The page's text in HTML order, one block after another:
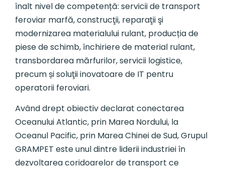
înalt nivel de competență: servicii de transport
feroviar marfă, construcţii, reparaţii şi
modernizarea materialului rulant, producția de
piese de schimb, închiriere de material rulant,
transbordarea mărfurilor, servicii logistice,
precum și soluţii inovatoare de IT pentru
operatorii feroviari.
Având drept obiectiv declarat conectarea
Oceanului Atlantic, prin Marea Nordului, la
Oceanul Pacific, prin Marea Chinei de Sud, Grupul
GRAMPET este unul dintre liderii industriei în
dezvoltarea coridoarelor de transport ce